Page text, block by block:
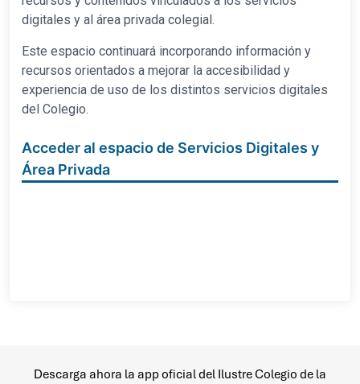
Descarga ahora la app oficial del Ilustre Colegio de la